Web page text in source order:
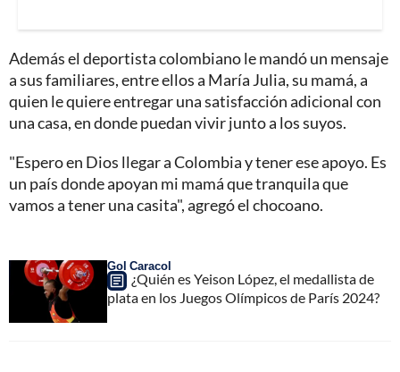
Además el deportista colombiano le mandó un mensaje
a sus familiares, entre ellos a María Julia, su mamá, a
quien le quiere entregar una satisfacción adicional con
una casa, en donde puedan vivir junto a los suyos.
"Espero en Dios llegar a Colombia y tener ese apoyo. Es
un país donde apoyan mi mamá que tranquila que
vamos a tener una casita", agregó el chocoano.
Gol Caracol
¿Quién es Yeison López, el medallista de
plata en los Juegos Olímpicos de París 2024?